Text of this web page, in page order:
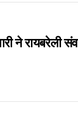
ने रायबरेली